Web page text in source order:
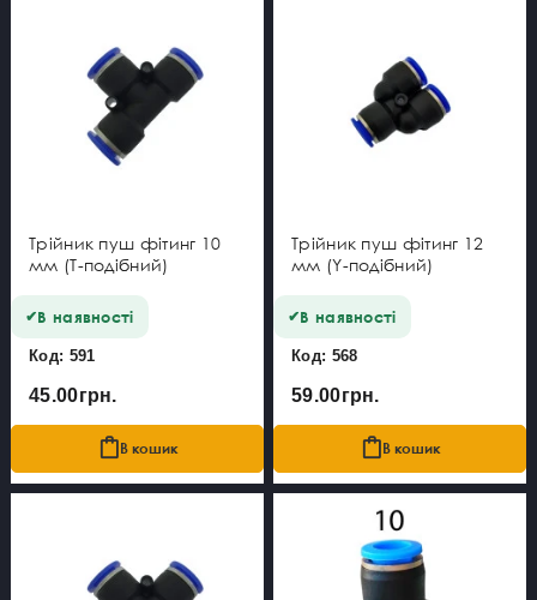
Трійник пуш фітинг 10
мм (Т-подібний)
В наявності
Код: 591
45.00грн.
В кошик
Трійник пуш фітинг 12
мм (Y-подібний)
В наявності
Код: 568
59.00грн.
В кошик